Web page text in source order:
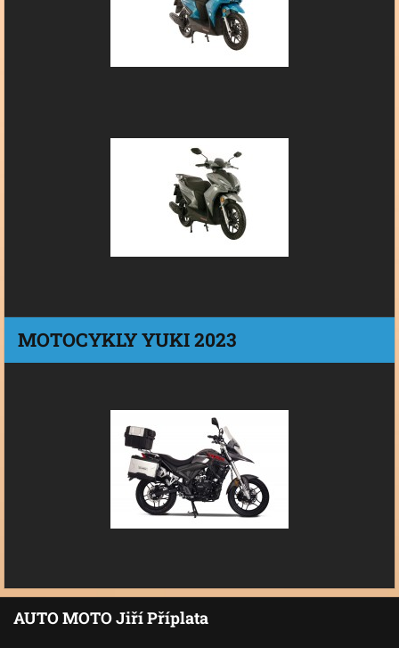
MOTOCYKLY YUKI 2023
AUTO MOTO Jiří Příplata